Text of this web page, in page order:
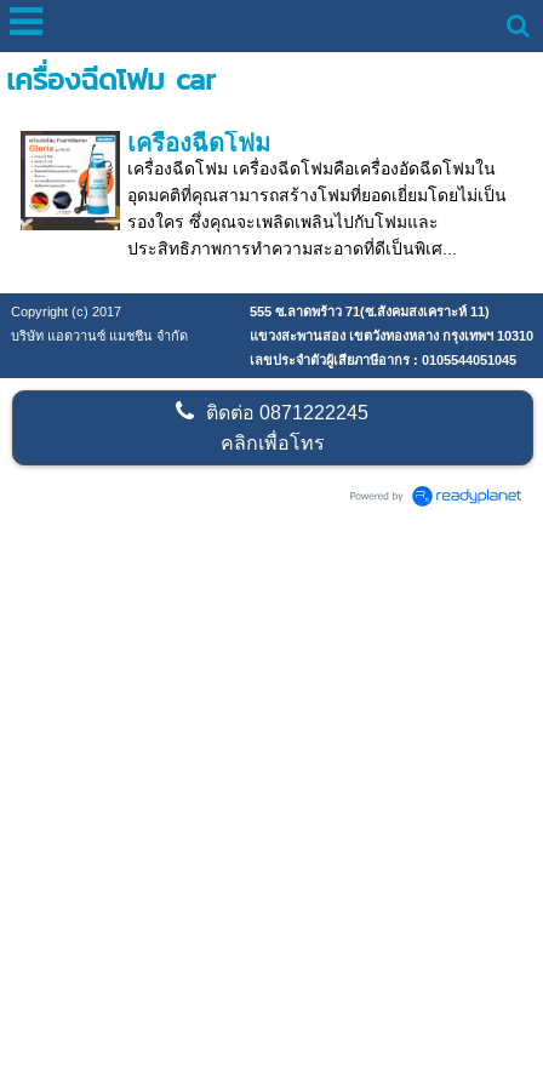
เครื่องฉีดโฟม car
เครื่องฉีดโฟม
เครื่องฉีดโฟม เครื่องฉีดโฟมคือเครื่องอัดฉีดโฟมใน
อุดมคติที่คุณสามารถสร้างโฟมที่ยอดเยี่ยมโดยไม่เป็น
รองใคร ซึ่งคุณจะเพลิดเพลินไปกับโฟมและ
ประสิทธิภาพการทำความสะอาดที่ดีเป็นพิเศ...
Copyright (c) 2017
555 ซ.ลาดพร้าว 71(ซ.สังคมสงเคราะห์ 11)
บริษัท แอดวานซ์ แมชชีน จำกัด
แขวงสะพานสอง เขตวังทองหลาง กรุงเทพฯ 10310
เลขประจำตัวผู้เสียภาษีอากร : 0105544051045
ติดต่อ0871222245
คลิกเพื่อโทร